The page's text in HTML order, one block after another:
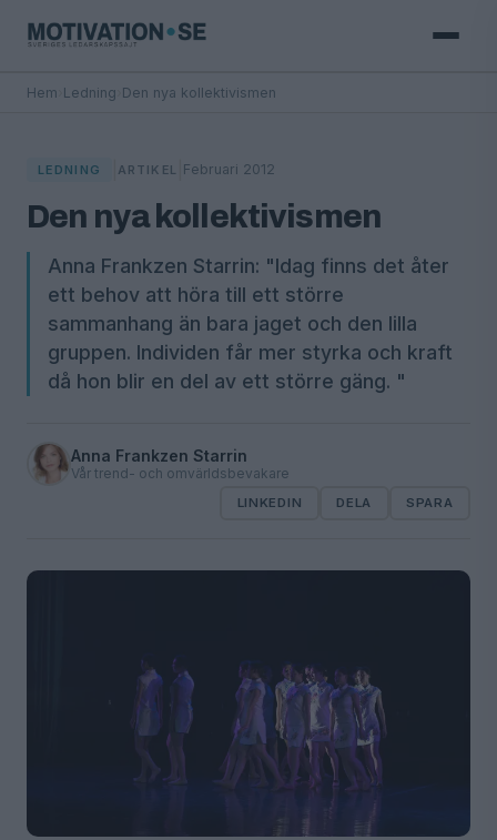
Hem Ledning Den nya kollektivismen
LEDNING ARTIKEL Februari 2012
Den nya kollektivismen
Anna Frankzen Starrin: "Idag finns det åter
ett behov att höra till ett större
sammanhang än bara jaget och den lilla
gruppen. Individen får mer styrka och kraft
då hon blir en del av ett större gäng. "
Anna Frankzen Starrin
Vår trend- och omvärldsbevakare
LINKEDIN DELA SPARA